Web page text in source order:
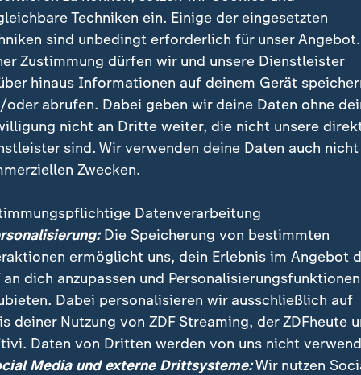
sich im Koalitionsausschuss auf einen Fahrplan für
Stimmung nach den Beratungen ist, berichtet ZDF-
von 30 Milliarden Euro
Jahr Schwarz-Rot würden die bundesweiten
bei 30 Milliarden Euro liegen. Schweiger sagte:
an die Strukturen rangeht, ist
weil wir einfach in so einer
Techniken ein. Einige der eingesetzten
sind unbedingt erforderlich für unser
Zustimmung dürfen wir und unsere Dienstleister
hinaus Informationen auf deinem Gerät
oder abrufen. Dabei geben wir deine Daten ohne
nicht an Dritte weiter, die nicht unsere
sind. Wir verwenden deine Daten auch nicht
Zwecken.
Datenverarbeitung
Die Speicherung von bestimmten
ermöglicht uns, dein Erlebnis im Angebot
an dich anzupassen und Personalisierungsfunktionen
Dabei personalisieren wir ausschließlich auf
deiner Nutzung von ZDF Streaming, der ZDFheute
Daten von Dritten werden von uns nicht
Media und externe Drittsysteme:Wir nutzen